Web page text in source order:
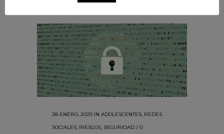
28 ENERO, 2020 IN ADOLESCENTES, REDES
SOCIALES, RIESGOS, SEGURIDAD / 0